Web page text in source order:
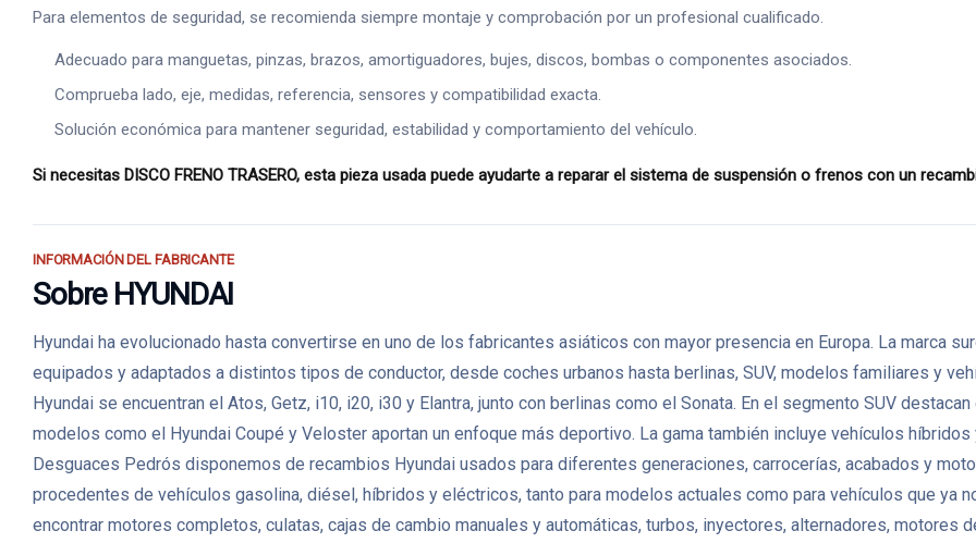
Para elementos de seguridad, se recomienda siempre montaje y comprobación por un profesional cualificado.
Adecuado para manguetas, pinzas, brazos, amortiguadores, bujes, discos, bombas o componentes asociados.
Comprueba lado, eje, medidas, referencia, sensores y compatibilidad exacta.
Solución económica para mantener seguridad, estabilidad y comportamiento del vehículo.
Si necesitas DISCO FRENO TRASERO, esta pieza usada puede ayudarte a reparar el sistema de suspensión o frenos con un
INFORMACIÓN DEL FABRICANTE
Sobre HYUNDAI
Hyundai ha evolucionado hasta convertirse en uno de los fabricantes asiáticos con mayor presencia en Europa. La marca
equipados y adaptados a distintos tipos de conductor, desde coches urbanos hasta berlinas, SUV, modelos familiares y
Hyundai se encuentran el Atos, Getz, i10, i20, i30 y Elantra, junto con berlinas como el Sonata. En el segmento SUV
modelos como el Hyundai Coupé y Veloster aportan un enfoque más deportivo. La gama también incluye vehículos
Desguaces Pedrós disponemos de recambios Hyundai usados para diferentes generaciones, carrocerías, acabados y
procedentes de vehículos gasolina, diésel, híbridos y eléctricos, tanto para modelos actuales como para vehículos que ya
encontrar motores completos, culatas, cajas de cambio manuales y automáticas, turbos, inyectores, alternadores, motores